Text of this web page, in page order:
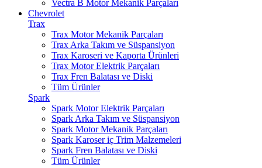
Vectra B Motor Mekanik Parçaları
Chevrolet
Trax
Trax Motor Mekanik Parçaları
Trax Arka Takım ve Süspansiyon
Trax Karoseri ve Kaporta Ürünleri
Trax Motor Elektrik Parçaları
Trax Fren Balatası ve Diski
Tüm Ürünler
Spark
Spark Motor Elektrik Parçaları
Spark Arka Takım ve Süspansiyon
Spark Motor Mekanik Parçaları
Spark Karoser iç Trim Malzemeleri
Spark Fren Balatası ve Diski
Tüm Ürünler